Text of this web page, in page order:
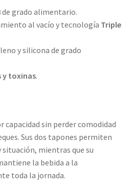
de grado alimentario.
al vacío y tecnología Triple
y silicona de grado
y toxinas.
capacidad sin perder comodidad
Sus dos tapones permiten
mientras que su
la bebida a la
toda la jornada.